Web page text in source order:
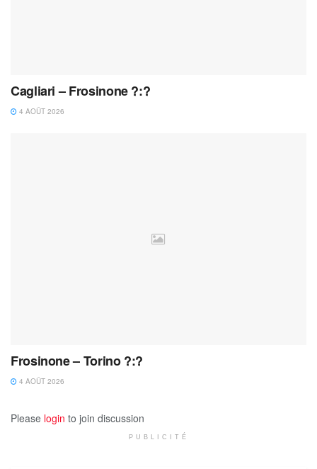
Cagliari – Frosinone ?:?
4 AOÛT 2026
Frosinone – Torino ?:?
4 AOÛT 2026
Please login to join discussion
PUBLICITÉ